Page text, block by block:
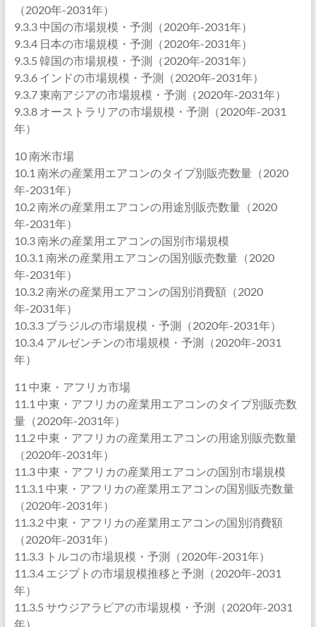
（2020年-2031年）
9.3.3 中国の市場規模・予測（2020年-2031年）
9.3.4 日本の市場規模・予測（2020年-2031年）
9.3.5 韓国の市場規模・予測（2020年-2031年）
9.3.6 インドの市場規模・予測（2020年-2031年）
9.3.7 東南アジアの市場規模・予測（2020年-2031年）
9.3.8 オーストラリアの市場規模・予測（2020年-2031
年）
10 南米市場
10.1 南米の産業用エアコンのタイプ別販売数量（2020
年-2031年）
10.2 南米の産業用エアコンの用途別販売数量（2020
年-2031年）
10.3 南米の産業用エアコンの国別市場規模
10.3.1 南米の産業用エアコンの国別販売数量（2020
年-2031年）
10.3.2 南米の産業用エアコンの国別消費額（2020
年-2031年）
10.3.3 ブラジルの市場規模・予測（2020年-2031年）
10.3.4 アルゼンチンの市場規模・予測（2020年-2031
年）
11 中東・アフリカ市場
11.1 中東・アフリカの産業用エアコンのタイプ別販売数
量（2020年-2031年）
11.2 中東・アフリカの産業用エアコンの用途別販売数量
（2020年-2031年）
11.3 中東・アフリカの産業用エアコンの国別市場規模
11.3.1 中東・アフリカの産業用エアコンの国別販売数量
（2020年-2031年）
11.3.2 中東・アフリカの産業用エアコンの国別消費額
（2020年-2031年）
11.3.3 トルコの市場規模・予測（2020年-2031年）
11.3.4 エジプトの市場規模推移と予測（2020年-2031
年）
11.3.5 サウジアラビアの市場規模・予測（2020年-2031
年）